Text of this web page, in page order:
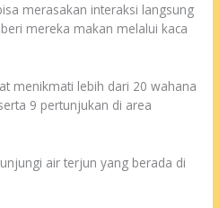
merasakan interaksi langsung
mereka makan melalui kaca
menikmati lebih dari 20 wahana
9 pertunjukan di area
air terjun yang berada di